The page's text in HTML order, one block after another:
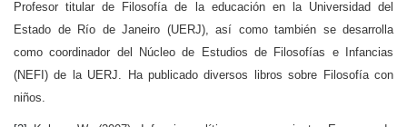
Profesor titular de Filosofía de la educación en la Universidad del
Estado de Río de Janeiro (UERJ), así como también se desarrolla
como coordinador del Núcleo de Estudios de Filosofías e Infancias
(NEFI) de la UERJ. Ha publicado diversos libros sobre Filosofía con
niños.